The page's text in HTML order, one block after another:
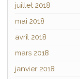
juillet 2018
mai 2018
avril 2018
mars 2018
janvier 2018